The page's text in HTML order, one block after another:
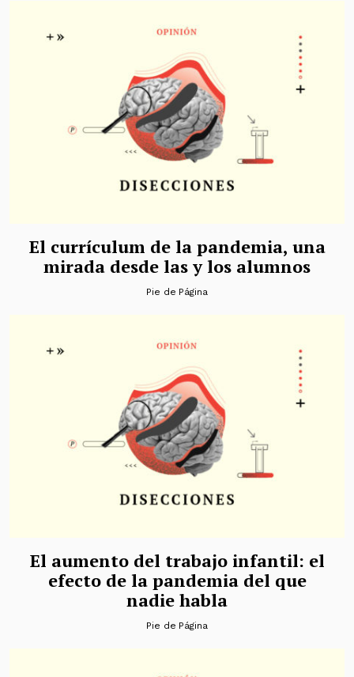
El currículum de la pandemia, una
mirada desde las y los alumnos
Pie de Página
El aumento del trabajo infantil: el
efecto de la pandemia del que
nadie habla
Pie de Página